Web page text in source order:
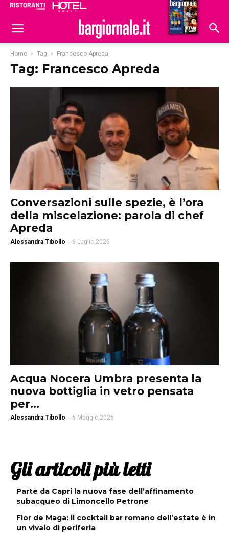
Hoteldomani
Home Tag Francesco Apreda
Tag: Francesco Apreda
Conversazioni sulle spezie, è l’ora
della miscelazione: parola di chef
Apreda
Alessandra Tibollo - 6 Luglio 2026
Acqua Nocera Umbra presenta la
nuova bottiglia in vetro pensata
per...
Alessandra Tibollo - 6 Maggio 2026
Gli articoli più letti
Parte da Capri la nuova fase dell’affinamento
subacqueo di Limoncello Petrone
Flor de Maga: il cocktail bar romano dell’estate è in
un vivaio di periferia